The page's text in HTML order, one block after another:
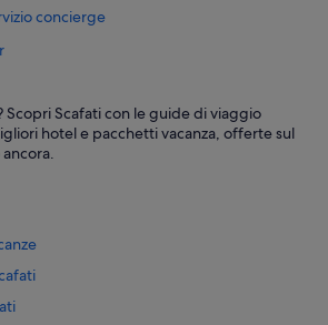
concierge
Scopri Scafati con le guide di viaggio
hotel e pacchetti vacanza, offerte sul